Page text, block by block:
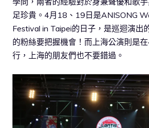
足珍貴。4月18、19日是ANISONG
Festival in Taipei的日子，是巡迴演出
的粉絲要把握機會！而上海公演則是
行，上海的朋友們也不要錯過。